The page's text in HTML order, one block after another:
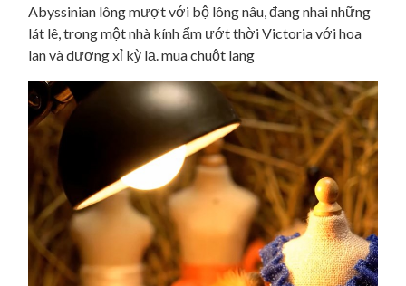
Abyssinian lông mượt với bộ lông nâu, đang nhai những
lát lê, trong một nhà kính ẩm ướt thời Victoria với hoa
lan và dương xỉ kỳ lạ. mua chuột lang